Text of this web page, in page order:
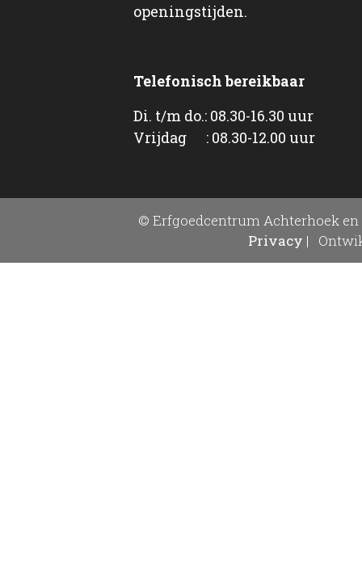
openingstijden.
Telefonisch bereikbaar
Di. t/m do.: 08.30-16.30 uur
Vrijdag : 08.30-12.00 uur
© Erfgoedcentrum Achterhoek en
Privacy |